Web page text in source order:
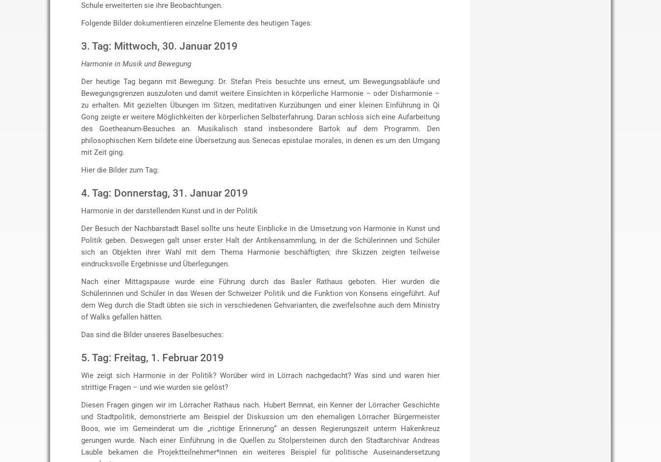
Schule erweiterten sie ihre Beobachtungen.
Folgende Bilder dokumentieren einzelne Elemente des heutigen Tages:
3. Tag: Mittwoch, 30. Januar 2019
Harmonie in Musik und Bewegung
Der heutige Tag begann mit Bewegung: Dr. Stefan Preis besuchte uns erneut, um Bewegungsabläufe und
Bewegungsgrenzen auszuloten und damit weitere Einsichten in körperliche Harmonie – oder Disharmonie –
zu erhalten. Mit gezielten Übungen im Sitzen, meditativen Kurzübungen und einer kleinen Einführung in Qi
Gong zeigte er weitere Möglichkeiten der körperlichen Selbsterfahrung. Daran schloss sich eine Aufarbeitung
des Goetheanum-Besuches an. Musikalisch stand insbesondere Bartok auf dem Programm. Den
philosophischen Kern bildete eine Übersetzung aus Senecas epistulae morales, in denen es um den Umgang
mit Zeit ging.
Hier die Bilder zum Tag:
4. Tag: Donnerstag, 31. Januar 2019
Harmonie in der darstellenden Kunst und in der Politik
Der Besuch der Nachbarstadt Basel sollte uns heute Einblicke in die Umsetzung von Harmonie in Kunst und
Politik geben. Deswegen galt unser erster Halt der Antikensammlung, in der die Schülerinnen und Schüler
sich an Objekten ihrer Wahl mit dem Thema Harmonie beschäftigten; ihre Skizzen zeigten teilweise
eindrucksvolle Ergebnisse und Überlegungen.
Nach einer Mittagspause wurde eine Führung durch das Basler Rathaus geboten. Hier wurden die
Schülerinnen und Schüler in das Wesen der Schweizer Politik und die Funktion von Konsens eingeführt. Auf
dem Weg durch die Stadt übten sie sich in verschiedenen Gehvarianten, die zweifelsohne auch dem Ministry
of Walks gefallen hätten.
Das sind die Bilder unseres Baselbesuches:
5. Tag: Freitag, 1. Februar 2019
Wie zeigt sich Harmonie in der Politik? Worüber wird in Lörrach nachgedacht? Was sind und waren hier
strittige Fragen – und wie wurden sie gelöst?
Diesen Fragen gingen wir im Lörracher Rathaus nach. Hubert Bernnat, ein Kenner der Lörracher Geschichte
und Stadtpolitik, demonstrierte am Beispiel der Diskussion um den ehemaligen Lörracher Bürgermeister
Boos, wie im Gemeinderat um die „richtige Erinnerung“ an dessen Regierungszeit unterm Hakenkreuz
gerungen wurde. Nach einer Einführung in die Quellen zu Stolpersteinen durch den Stadtarchivar Andreas
Lauble bekamen die Projektteilnehmer*innen ein weiteres Beispiel für politische Auseinandersetzung